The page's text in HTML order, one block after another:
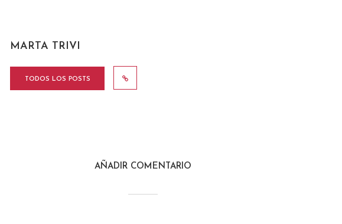
MARTA TRIVI
TODOS LOS POSTS
AÑADIR COMENTARIO